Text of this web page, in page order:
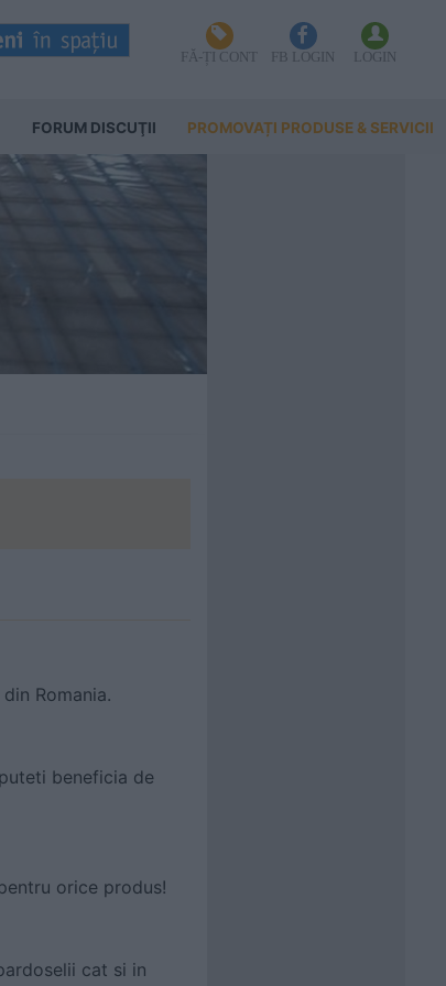
FĂ-ȚI CONT FB LOGIN LOGIN
FORUM DISCUŢII PROMOVAȚI PRODUSE & SERVICII
Romania.
beneficia de
orice produs!
cat si in